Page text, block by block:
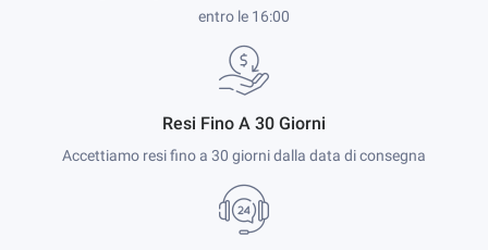
entro le 16:00
Resi Fino A 30 Giorni
Accettiamo resi fino a 30 giorni dalla data di consegna